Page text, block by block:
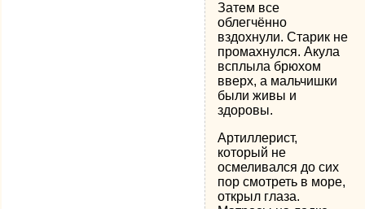
Затем все
облегчённо
вздохнули. Старик не
промахнулся. Акула
всплыла брюхом
вверх, а мальчишки
были живы и
здоровы.
Артиллерист,
который не
осмеливался до сих
пор смотреть в море,
открыл глаза.